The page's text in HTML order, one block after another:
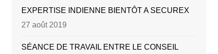
EXPERTISE INDIENNE BIENTÔT A SECUREX
27 août 2019
SÉANCE DE TRAVAIL ENTRE LE CONSEIL